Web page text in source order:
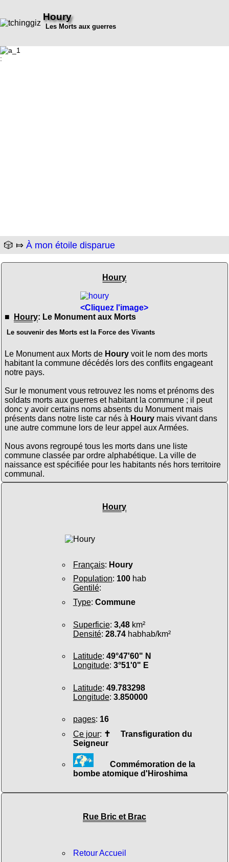
Houry
Les Morts aux guerres
:
🎲 ⤇ À mon étoile disparue
Houry
<Cliquez l'image>
■
Houry: Le Monument aux Morts
Le souvenir des Morts est la Force des Vivants
Le Monument aux Morts de Houryvoit le nom des morts
habitant la commune décédés lors des conflits engageant
notre pays.
Sur le monument vous retrouvez les noms et prénoms des
soldats morts aux guerres et habitant la commune ; il peut
donc y avoir certains noms absents du Monument mais
présents dans notre liste car nés à Hourymais vivant dans
une autre commune lors de leur appel aux Armées.
Nous avons regroupé tous les morts dans une liste
commune classée par ordre alphabétique. La ville de
naissance est spécifiée pour les habitants nés hors territoire
communal.
Houry
Français: Houry
Population: 100hab
Gentilé:
Type: Commune
Superficie: 3,48km²
Densité: 28.74habhab/km²
Latitude: 49°47'60" N
Longitude: 3°51'0" E
Latitude: 49.783298
Longitude: 3.850000
pages: 16
Ce jour: ✝ Transfiguration du
Seigneur
Commémoration de la
bombe atomique d'Hiroshima
Rue Bric et Brac
Retour Accueil